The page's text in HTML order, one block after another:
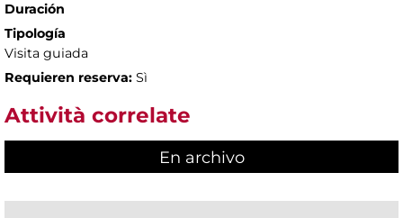
Duración
Tipología
Visita guiada
Requieren reserva: Sì
Attività correlate
En archivo